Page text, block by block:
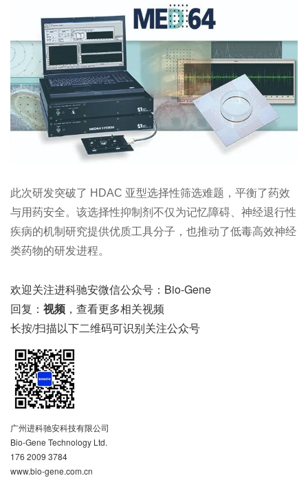
此次研发突破了 HDAC 亚型选择性筛选难题，平衡了药效
与用药安全。该选择性抑制剂不仅为记忆障碍、神经退行性
疾病的机制研究提供优质工具分子，也推动了低毒高效神经
类药物的研发进程。
欢迎关注进科驰安微信公众号：Bio-Gene
回复： 视频 ，查看更多相关视频
长按/扫描以下二维码可识别关注公众号
广州进科驰安科技有限公司
Bio-Gene Technology Ltd.
176 2009 3784
www.bio-gene.com.cn